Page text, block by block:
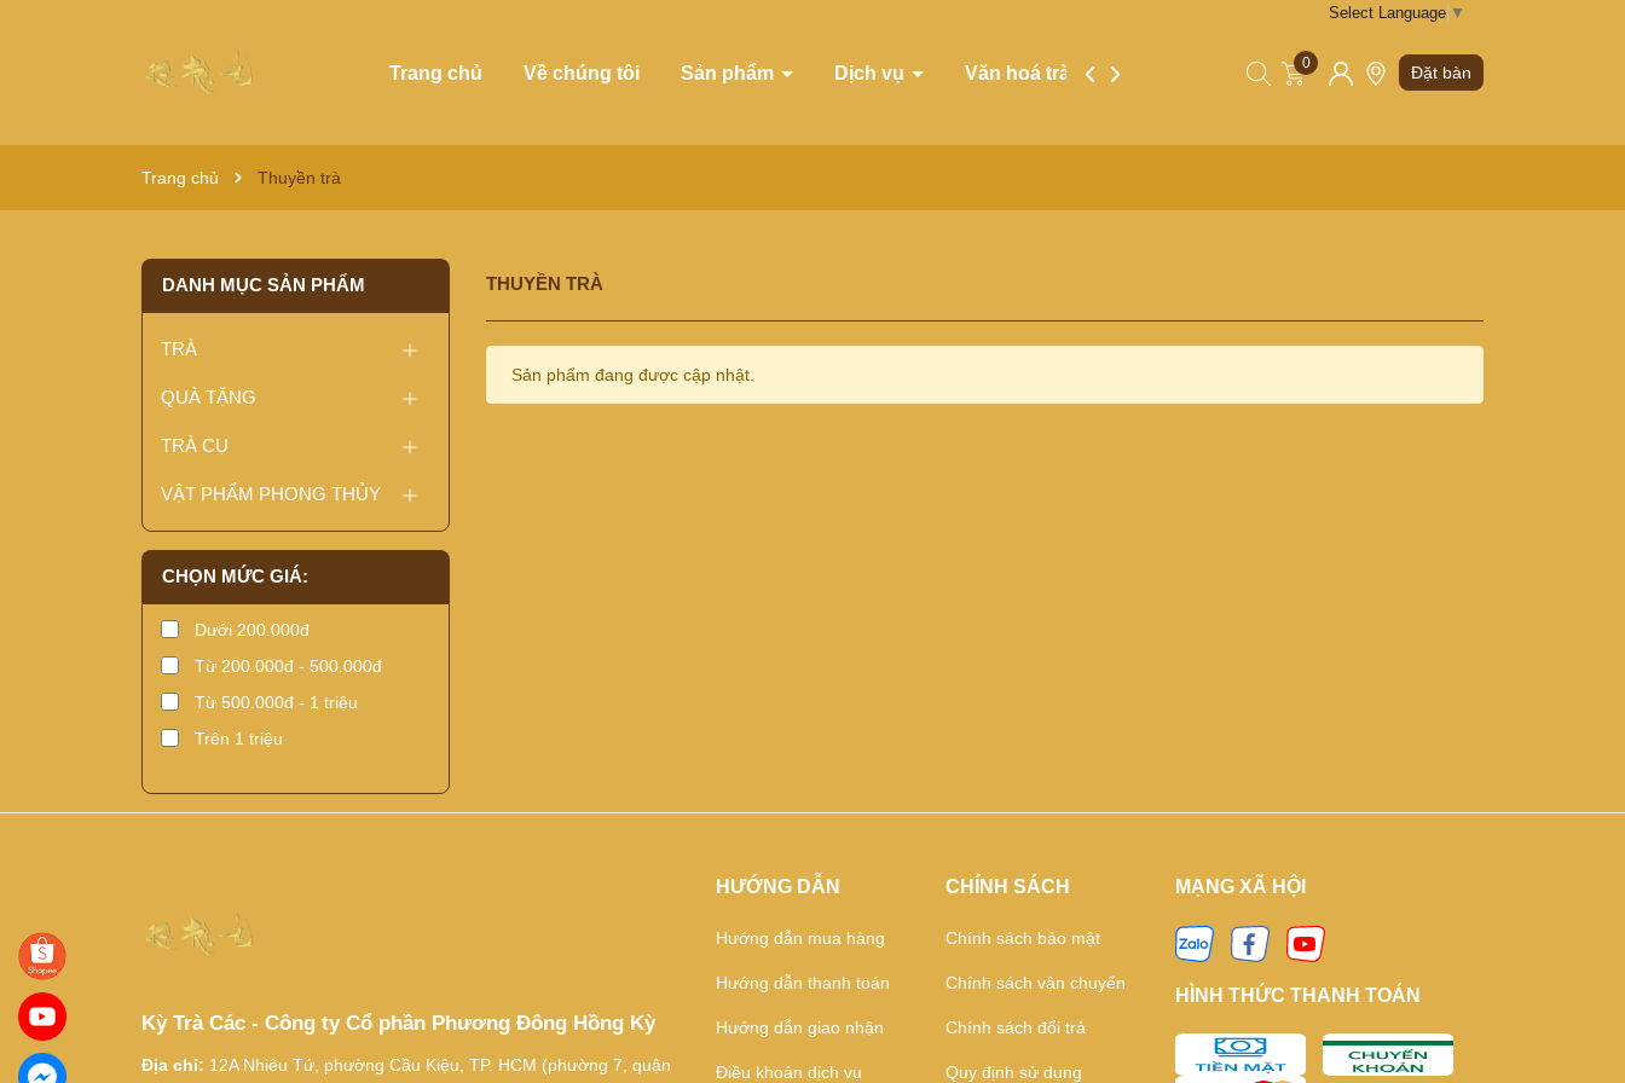
Trang chủ Về chúng tôi Sản phẩm Dịch vụ Văn hoá trà Tin tức Liên hệ 0 Đặt bàn
Select Language ▼
Trang chủ Thuyền trà
DANH MỤC SẢN PHẨM
TRÀ
QUÀ TẶNG
TRÀ CỤ
VẬT PHẨM PHONG THỦY
CHỌN MỨC GIÁ:
Dưới 200.000đ
Từ 200.000đ - 500.000đ
Từ 500.000đ - 1 triệu
Trên 1 triệu
THUYỀN TRÀ
Sản phẩm đang được cập nhật.
Kỳ Trà Các - Công ty Cổ phần Phương Đông Hồng Kỳ
Địa chỉ: 12A Nhiêu Tứ, phường Cầu Kiệu, TP. HCM (phường 7, quận
HƯỚNG DẪN
Hướng dẫn mua hàng
Hướng dẫn thanh toán
Hướng dẫn giao nhận
Điều khoản dịch vụ
CHÍNH SÁCH
Chính sách bảo mật
Chính sách vận chuyển
Chính sách đổi trả
Quy định sử dụng
MẠNG XÃ HỘI
HÌNH THỨC THANH TOÁN